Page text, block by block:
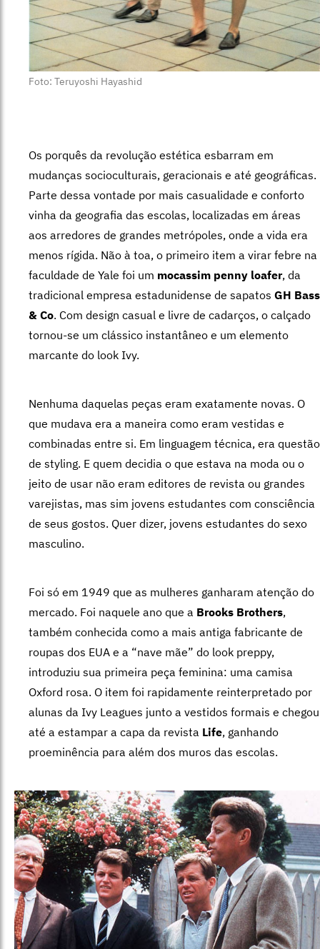
Foto: Teruyoshi Hayashid
Os porquês da revolução estética esbarram em
mudanças socioculturais, geracionais e até geográficas.
Parte dessa vontade por mais casualidade e conforto
vinha da geografia das escolas, localizadas em áreas
aos arredores de grandes metrópoles, onde a vida era
menos rígida. Não à toa, o primeiro item a virar febre na
faculdade de Yale foi um mocassim penny loafer, da
tradicional empresa estadunidense de sapatos GH Bass
& Co. Com design casual e livre de cadarços, o calçado
tornou-se um clássico instantâneo e um elemento
marcante do look Ivy.
Nenhuma daquelas peças eram exatamente novas. O
que mudava era a maneira como eram vestidas e
combinadas entre si. Em linguagem técnica, era questão
de styling. E quem decidia o que estava na moda ou o
jeito de usar não eram editores de revista ou grandes
varejistas, mas sim jovens estudantes com consciência
de seus gostos. Quer dizer, jovens estudantes do sexo
masculino.
Foi só em 1949 que as mulheres ganharam atenção do
mercado. Foi naquele ano que a Brooks Brothers,
também conhecida como a mais antiga fabricante de
roupas dos EUA e a “nave mãe” do look preppy,
introduziu sua primeira peça feminina: uma camisa
Oxford rosa. O item foi rapidamente reinterpretado por
alunas da Ivy Leagues junto a vestidos formais e chegou
até a estampar a capa da revista Life, ganhando
proeminência para além dos muros das escolas.